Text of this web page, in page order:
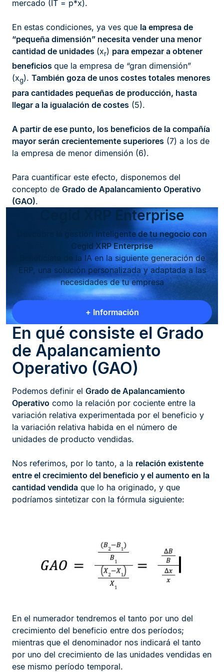
mercado (IT = p*x).
En estas condiciones, ya ves que la empresa de
“pequeña dimensión” necesita vender una menor
cantidad de unidades (xr) para empezar a obtener
beneficios que la empresa de “gran dimensión”
(xg). También goza de unos costes totales menores
para cantidades pequeñas de producción, hasta
llegar a la igualación de costes (5).
A partir de ese punto, los beneficios de la compañía
mayor serán crecientemente superiores (7) a los de
la empresa de menor dimensión (6).
Para cuantificar este efecto, disponemos del
concepto de Grado de Apalancamiento Operativo
(GAO).
Cegid XRP Enterprise
Descubre la gestión inteligente de tu negocio con
Cegid XRP Enterprise
Benefíciate de la IA en la siguiente generación de
ERP, una solución personalizada y adaptada a las
necesidades de tu empresa
+ Información
En qué consiste el Grado
de Apalancamiento
Operativo (GAO)
Podemos definir el Grado de Apalancamiento
Operativo como la relación por cociente entre la
variación relativa experimentada por el beneficio y
la variación relativa habida en el número de
unidades de producto vendidas.
Nos referimos, por lo tanto, a la relación existente
entre el crecimiento del beneficio y el aumento en la
cantidad vendida que lo ha originado, y que
podríamos sintetizar con la fórmula siguiente:
En el numerador tendremos el tanto por uno del
crecimiento del beneficio entre dos períodos;
mientras que el denominador nos indicará el tanto
por uno del crecimiento de las unidades vendidas en
ese mismo período temporal.